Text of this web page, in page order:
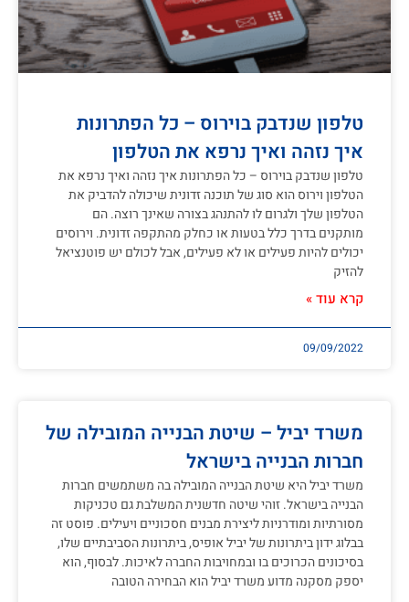
טלפון שנדבק בוירוס – כל הפתרונות
איך נזהה ואיך נרפא את הטלפון
טלפון שנדבק בוירוס – כל הפתרונות איך נזהה ואיך נרפא את
הטלפון וירוס הוא סוג של תוכנה זדונית שיכולה להדביק את
הטלפון שלך ולגרום לו להתנהג בצורה שאינך רוצה. הם
מותקנים בדרך כלל בטעות או כחלק מהתקפה זדונית. וירוסים
יכולים להיות פעילים או לא פעילים, אבל לכולם יש פוטנציאל
להזיק
קרא עוד »
09/09/2022
משרד יביל – שיטת הבנייה המובילה של
חברות הבנייה בישראל
משרד יביל היא שיטת הבנייה המובילה בה משתמשים חברות
הבנייה בישראל. זוהי שיטה חדשנית המשלבת גם טכניקות
מסורתיות ומודרניות ליצירת מבנים חסכוניים ויעילים. פוסט זה
בבלוג ידון ביתרונות של יביל אופיס, ביתרונות הסביבתיים שלו,
בסיכונים הכרוכים בו ובמחויבות החברה לאיכות. לבסוף, הוא
יספק מסקנה מדוע משרד יביל הוא הבחירה הטובה